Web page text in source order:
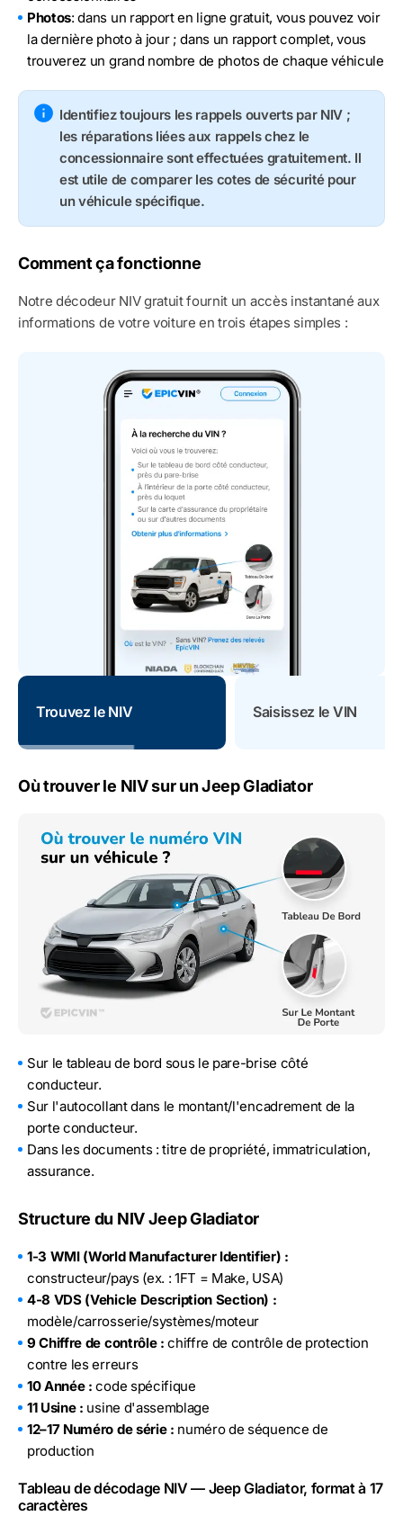
Photos: dans un rapport en ligne gratuit, vous pouvez voir
la dernière photo à jour ; dans un rapport complet, vous
trouverez un grand nombre de photos de chaque véhicule
Identifiez toujours les rappels ouverts par NIV ;
les réparations liées aux rappels chez le
concessionnaire sont effectuées gratuitement. Il
est utile de comparer les cotes de sécurité pour
un véhicule spécifique.
Comment ça fonctionne
Notre décodeur NIV gratuit fournit un accès instantané aux
informations de votre voiture en trois étapes simples :
Trouvez le NIV Saisissez le VIN
Où trouver le NIV sur un Jeep Gladiator
Sur le tableau de bord sous le pare-brise côté
conducteur.
Sur l'autocollant dans le montant/l'encadrement de la
porte conducteur.
Dans les documents : titre de propriété, immatriculation,
assurance.
Structure du NIV Jeep Gladiator
1-3 WMI (World Manufacturer Identifier) :
constructeur/pays (ex. : 1FT = Make, USA)
4-8 VDS (Vehicle Description Section) :
modèle/carrosserie/systèmes/moteur
9 Chiffre de contrôle : chiffre de contrôle de protection
contre les erreurs
10 Année : code spécifique
11 Usine : usine d'assemblage
12–17 Numéro de série : numéro de séquence de
production
Tableau de décodage NIV — Jeep Gladiator, format à 17
caractères